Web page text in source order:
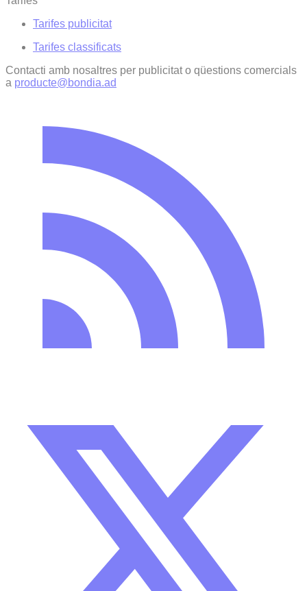
Tarifes publicitat
Tarifes classificats
Contacti amb nosaltres per publicitat o qüestions comercials
a producte@bondia.ad